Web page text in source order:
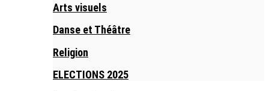
Arts visuels
Danse et Théâtre
Religion
ELECTIONS 2025